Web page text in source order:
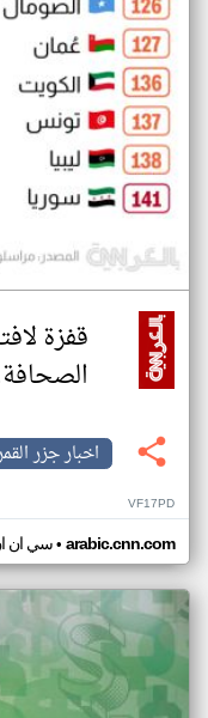
قفزة
اخبار جزر
VF17PD
سي ان• arabic.cnn.com